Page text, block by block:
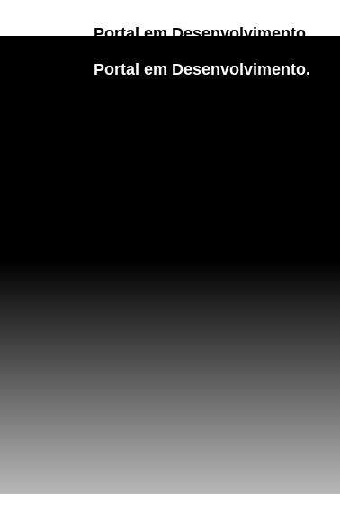
Portal em Desenvolvimento.
Portal em Desenvolvimento.